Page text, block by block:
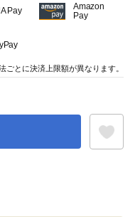
Pay
Amazon
Pay
ごとに決済上限額が異なります。